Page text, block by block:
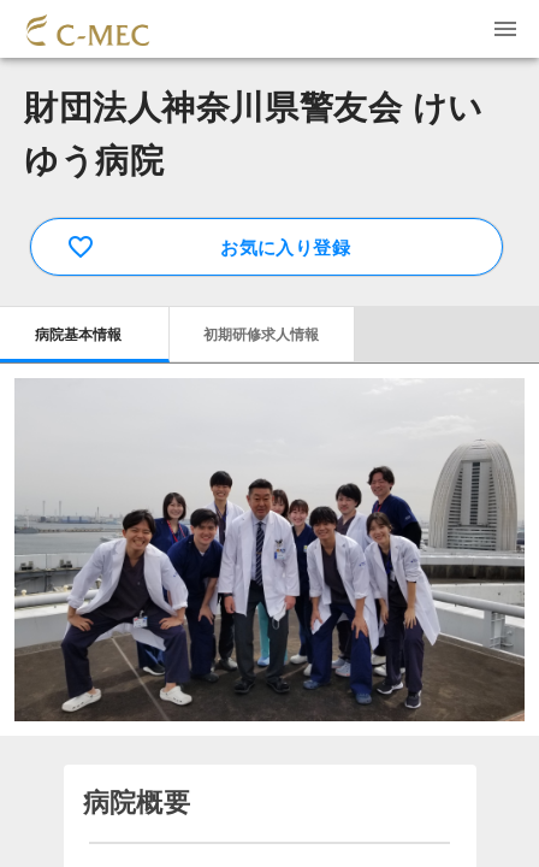
財団法人神奈川県警友会 けい
ゆう病院
お気に入り登録
病院基本情報 初期研修求人情報
病院概要